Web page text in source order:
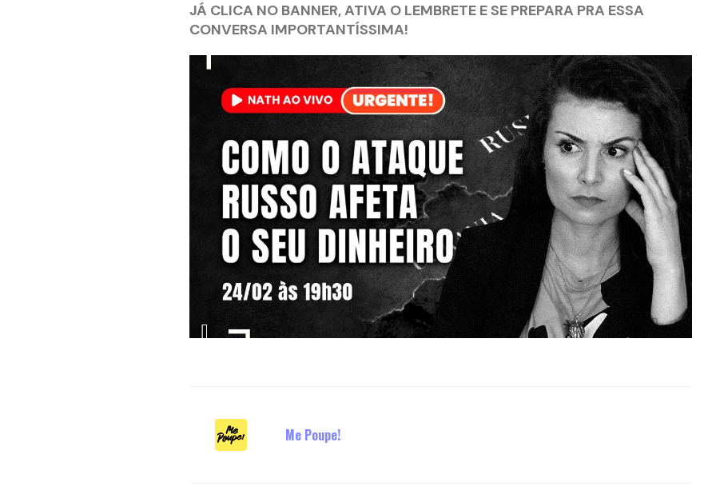
JÁ CLICA NO BANNER, ATIVA O LEMBRETE E SE PREPARA PRA ESSA
CONVERSA IMPORTANTÍSSIMA!
Me Poupe!